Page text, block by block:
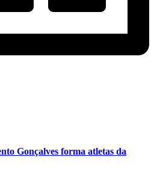
Gonçalves forma atletas da